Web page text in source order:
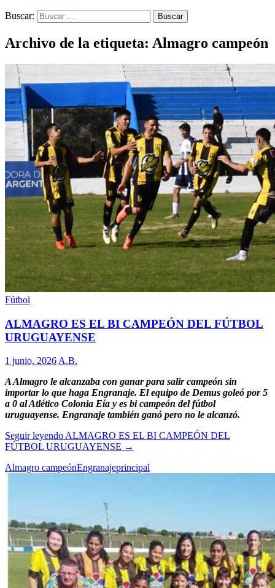
Buscar:
Archivo de la etiqueta: Almagro campeón
Fútbol
ALMAGRO ES EL BI CAMPEÓN DEL FÚTBOL
URUGUAYENSE
1 junio, 2026 A.B.
A Almagro le alcanzaba con ganar para salir campeón sin
importar lo que haga Engranaje. El equipo de Demus goleó por 5
a 0 al Atlético Colonia Eía y es bi campeón del fútbol
uruguayense. Engranaje también ganó pero no le alcanzó.
Seguir leyendo ALMAGRO ES EL BI CAMPEÓN DEL
FÚTBOL URUGUAYENSE →
Almagro campeónEngranajeprincipal